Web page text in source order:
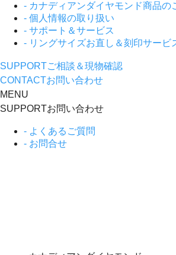
- カナディアンダイヤモンド商品の
- 個人情報の取り扱い
- サポート＆サービス
- リングサイズお直し＆刻印サービ
SUPPORTご相談＆現物確認
CONTACTお問い合わせ
MENU
SUPPORTお問い合わせ
- よくあるご質問
- お問合せ